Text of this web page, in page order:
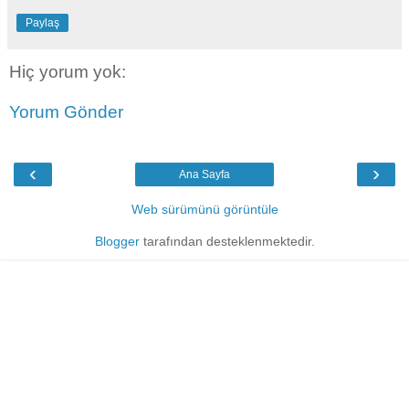
Paylaş
Hiç yorum yok:
Yorum Gönder
‹ ›
Ana Sayfa
Web sürümünü görüntüle
Bloggertarafından desteklenmektedir.